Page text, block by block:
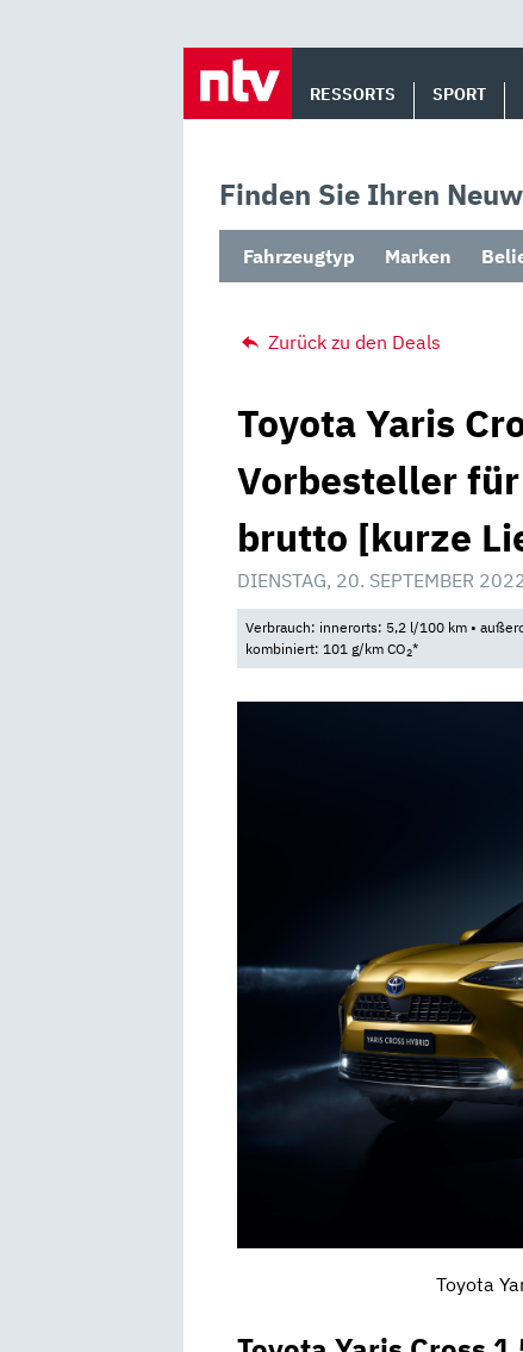
RESSORTS SPORT
Finden Sie Ihren
Fahrzeugtyp Marken
Zurück zu den Deals
Toyota Yaris
Vorbesteller
brutto [kurze
DIENSTAG, 20. SEPTEMBER
Verbrauch: innerorts: 5,2 l/100 km •
kombiniert: 101 g/km CO2*
Toyota